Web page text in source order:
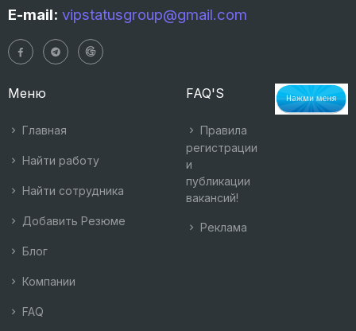
E-mail: vipstatusgroup@gmail.com
Меню
Главная
Найти работу
Найти сотрудника
Добавить Резюме
Блог
Компании
FAQ
FAQ'S
Правила
регистрации
и
публикации
вакансий!
Реклама